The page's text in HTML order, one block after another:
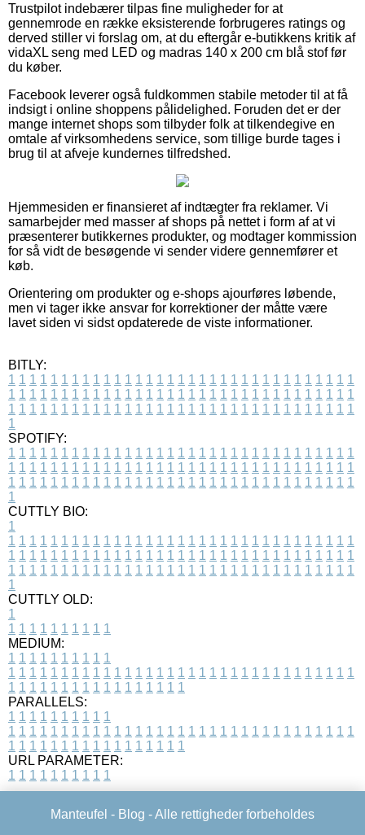
Trustpilot indebærer tilpas fine muligheder for at
gennemrode en række eksisterende forbrugeres ratings og
derved stiller vi forslag om, at du eftergår e-butikkens kritik af
vidaXL seng med LED og madras 140 x 200 cm blå stof før
du køber.
Facebook leverer også fuldkommen stabile metoder til at få
indsigt i online shoppens pålidelighed. Foruden det er der
mange internet shops som tilbyder folk at tilkendegive en
omtale af virksomhedens service, som tillige burde tages i
brug til at afveje kundernes tilfredshed.
Hjemmesiden er finansieret af indtægter fra reklamer. Vi
samarbejder med masser af shops på nettet i form af at vi
præsenterer butikkernes produkter, og modtager kommission
for så vidt de besøgende vi sender videre gennemfører et
køb.
Orientering om produkter og e-shops ajourføres løbende,
men vi tager ikke ansvar for korrektioner der måtte være
lavet siden vi sidst opdaterede de viste informationer.
BITLY:
1 1 1 1 1 1 1 1 1 1 1 1 1 1 1 1 1 1 1 1 1 1 1 1 1 1 1 1 1 1 1 1 1
1 1 1 1 1 1 1 1 1 1 1 1 1 1 1 1 1 1 1 1 1 1 1 1 1 1 1 1 1 1 1 1 1
1 1 1 1 1 1 1 1 1 1 1 1 1 1 1 1 1 1 1 1 1 1 1 1 1 1 1 1 1 1 1 1 1
1
SPOTIFY:
1 1 1 1 1 1 1 1 1 1 1 1 1 1 1 1 1 1 1 1 1 1 1 1 1 1 1 1 1 1 1 1 1
1 1 1 1 1 1 1 1 1 1 1 1 1 1 1 1 1 1 1 1 1 1 1 1 1 1 1 1 1 1 1 1 1
1 1 1 1 1 1 1 1 1 1 1 1 1 1 1 1 1 1 1 1 1 1 1 1 1 1 1 1 1 1 1 1 1
1
CUTTLY BIO:
1
1 1 1 1 1 1 1 1 1 1 1 1 1 1 1 1 1 1 1 1 1 1 1 1 1 1 1 1 1 1 1 1 1
1 1 1 1 1 1 1 1 1 1 1 1 1 1 1 1 1 1 1 1 1 1 1 1 1 1 1 1 1 1 1 1 1
1 1 1 1 1 1 1 1 1 1 1 1 1 1 1 1 1 1 1 1 1 1 1 1 1 1 1 1 1 1 1 1 1
1
CUTTLY OLD:
1
1 1 1 1 1 1 1 1 1 1
MEDIUM:
1 1 1 1 1 1 1 1 1 1
1 1 1 1 1 1 1 1 1 1 1 1 1 1 1 1 1 1 1 1 1 1 1 1 1 1 1 1 1 1 1 1 1
1 1 1 1 1 1 1 1 1 1 1 1 1 1 1 1 1
PARALLELS:
1 1 1 1 1 1 1 1 1 1
1 1 1 1 1 1 1 1 1 1 1 1 1 1 1 1 1 1 1 1 1 1 1 1 1 1 1 1 1 1 1 1 1
1 1 1 1 1 1 1 1 1 1 1 1 1 1 1 1 1
URL PARAMETER:
1 1 1 1 1 1 1 1 1 1
Manteufel - Blog - Alle rettigheder forbeholdes